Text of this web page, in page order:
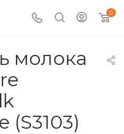
0
молока
(S3103)